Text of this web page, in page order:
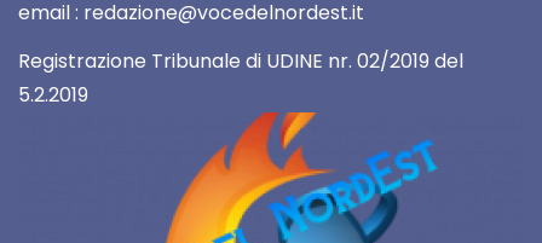
email : redazione@vocedelnordest.it
Registrazione Tribunale di UDINE nr. 02/2019 del
5.2.2019